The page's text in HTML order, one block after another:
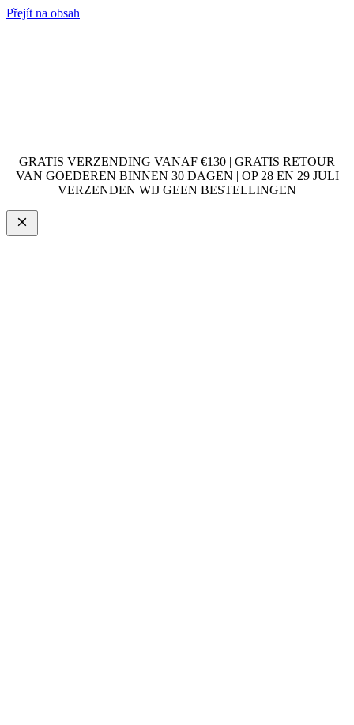
Přejít na obsah
GRATIS VERZENDING VANAF €130 | GRATIS RETOUR
VAN GOEDEREN BINNEN 30 DAGEN | OP 28 EN 29 JULI
VERZENDEN WIJ GEEN BESTELLINGEN